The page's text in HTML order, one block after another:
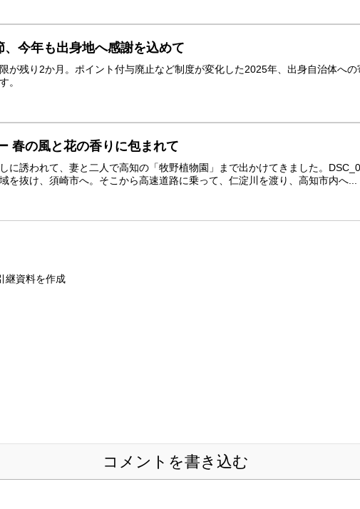
今年も出身地へ感謝を込めて
が残り2か月。ポイント付与廃止など制度が変化した2025年、出身自治体へ
。
春の風と花の香りに包まれて
に誘われて、妻と二人で高知の「牧野植物園」まで出かけてきました。
を抜け、須崎市へ。そこから高速道路に乗って、仁淀川を渡り、高知市内へ...
継資料を作成
コメントを書き込む